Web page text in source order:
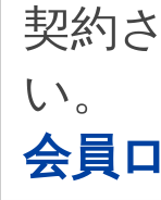
契約
い。
会員